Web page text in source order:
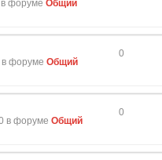
форуме Общий
в форуме Общий
0
в форуме Общий
0